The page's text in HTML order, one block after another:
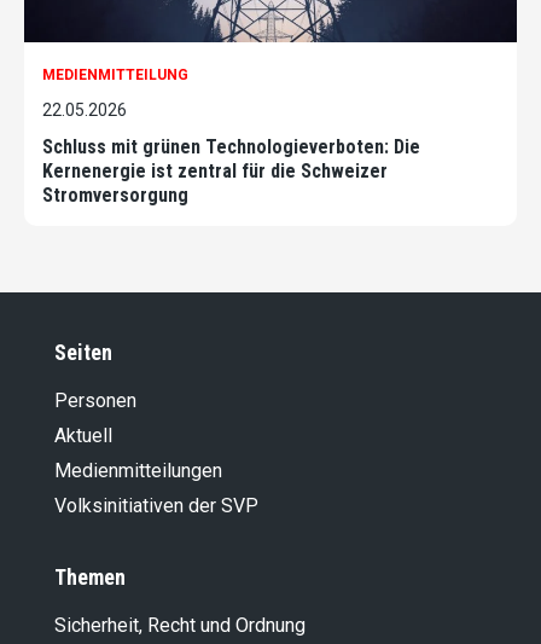
MEDIENMITTEILUNG
22.05.2026
Schluss mit grünen Technologieverboten: Die
Kernenergie ist zentral für die Schweizer
Stromversorgung
Seiten
Personen
Aktuell
Medienmitteilungen
Volksinitiativen der SVP
Themen
Sicherheit, Recht und Ordnung